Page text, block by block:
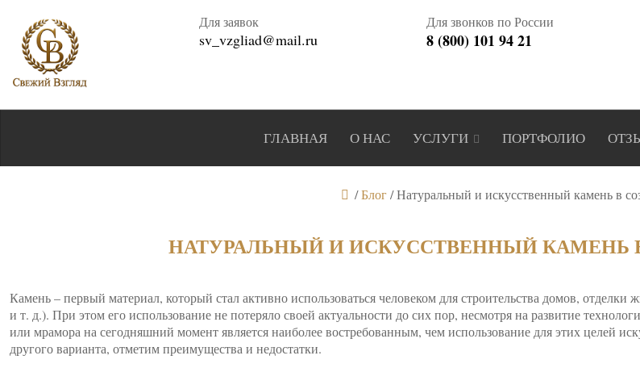
Для заявок
sv_vzgliad@mail.ru
Для звонков по России
8 (800) 101 94 21
ГЛАВНАЯ О НАС УСЛУГИ ПОРТФОЛИО
/Блог/Натуральный и искусственный камень в
НАТУРАЛЬНЫЙ И ИСКУССТВЕННЫЙ КАМЕНЬ
Камень – первый материал, который стал активно использоваться человеком для строительства домов,
и т. д.). При этом его использование не потеряло своей актуальности до сих пор, несмотря на развитие
или мрамора на сегодняшний момент является наиболее востребованным, чем использование для этих целей
другого варианта, отметим преимущества и недостатки.